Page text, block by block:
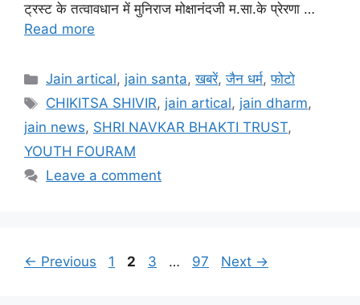
ट्रस्ट के तत्वावधान में मुनिराज मोक्षानंदजी म.सा.के प्रेरणा …
Read more
Categories
Jain artical, jain santa,खबरें,जैन धर्म,फोटो
Tags
CHIKITSA SHIVIR, jain artical, jain dharm,
jain news, SHRI NAVKAR BHAKTI TRUST,
YOUTH FOURAM
Leave a comment
← Previous Page
1 Page
2 Page
3 … Page
97 Next →